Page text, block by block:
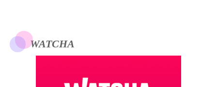
WATCHA